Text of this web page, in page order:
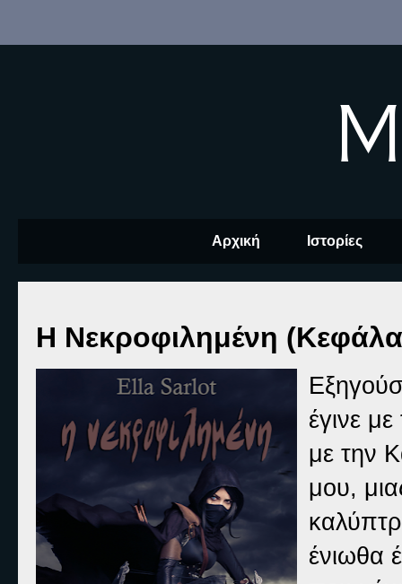
Αρχική Ιστορίες
Η Νεκροφιλημένη
έγινε
με την
μου,
ένιωθα